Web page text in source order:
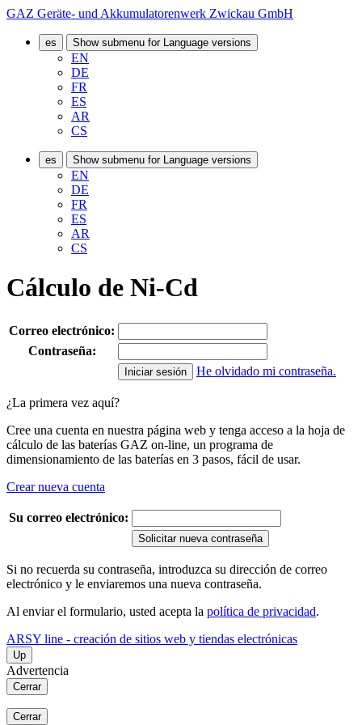
GAZ Geräte- und Akkumulatorenwerk Zwickau GmbH
es Show submenu for Language versions
EN
DE
FR
ES
AR
CS
es Show submenu for Language versions
EN
DE
FR
ES
AR
CS
Cálculo de Ni-Cd
Correo electrónico:
Contraseña:
He olvidado mi contraseña.
¿La primera vez aquí?
Cree una cuenta en nuestra página web y tenga acceso a la hoja de
cálculo de las baterías GAZ on-line, un programa de
dimensionamiento de las baterías en 3 pasos, fácil de usar.
Crear nueva cuenta
Su correo electrónico:
Solicitar nueva contraseña
Si no recuerda su contraseña, introduzca su dirección de correo
electrónico y le enviaremos una nueva contraseña.
Al enviar el formulario, usted acepta la política de privacidad.
ARSY line - creación de sitios web y tiendas electrónicas
Up
Advertencia
Cerrar
Cerrar